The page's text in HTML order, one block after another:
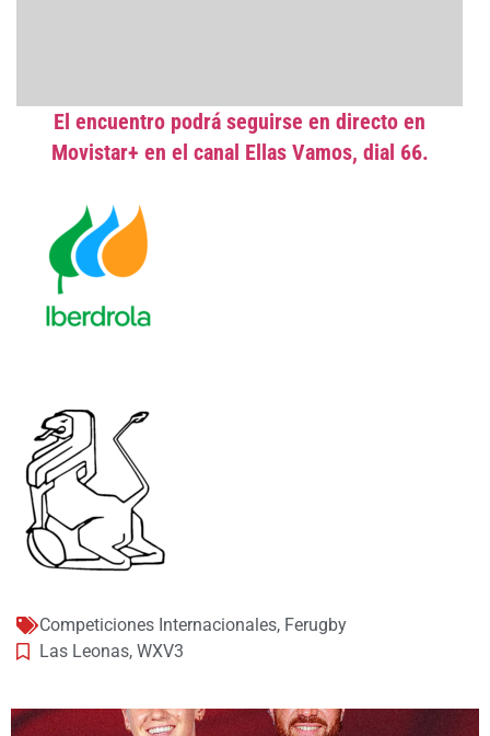
El encuentro podrá seguirse en directo en
Movistar+ en el canal Ellas Vamos, dial 66.
Competiciones Internacionales, Ferugby
Las Leonas, WXV3